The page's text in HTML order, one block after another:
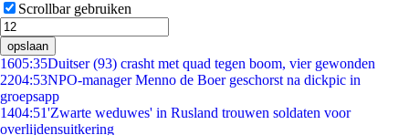
Scrollbar gebruiken
opslaan
1605:35Duitser (93) crasht met quad tegen boom, vier gewonden
2204:53NPO-manager Menno de Boer geschorst na dickpic in
groepsapp
1404:51'Zwarte weduwes' in Rusland trouwen soldaten voor
overlijdensuitkering